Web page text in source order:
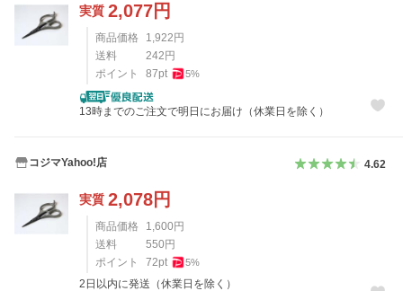
実質 2,077円
商品価格 1,922 円
送料
242 円
ポイント
87pt 5%
13時までのご注文で明日にお届け（休業日を除く）
コジマYahoo!店 4.62
実質 2,078円
商品価格 1,600円
送料
550円
ポイント
72pt 5%
2日以内に発送（休業日を除く）